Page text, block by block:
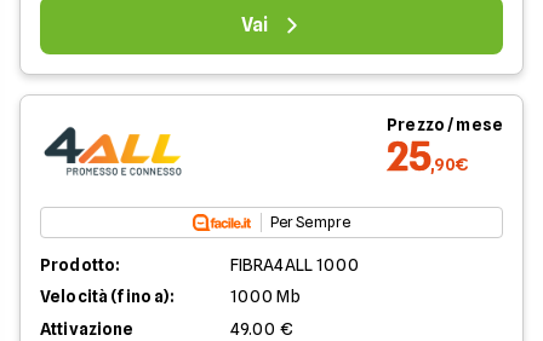
Vai
Prezzo / mese
25,90€
Per Sempre
Prodotto:
FIBRA4ALL 1000
Velocità (fino a):
1000 Mb
Attivazione
49.00 €